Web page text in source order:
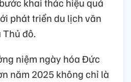
khai thác hiệu quả
phát triển du lịch văn
đô.
niệm ngày hóa Đức
năm 2025 không chỉ là